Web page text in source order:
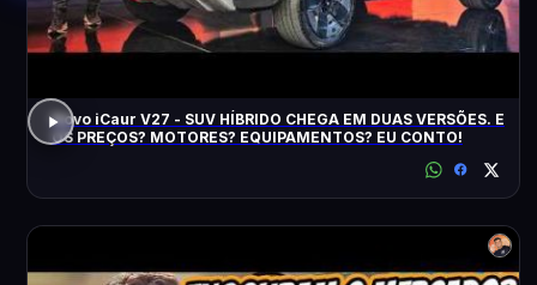
Novo iCaur V27 - SUV HÍBRIDO CHEGA EM DUAS VERSÕES. E
OS PREÇOS? MOTORES? EQUIPAMENTOS? EU CONTO!